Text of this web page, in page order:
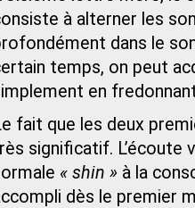
à alterner les
dans le
temps, on peut
en
fait que les deux
significatif. L’écoute
« shin » à la
dès le premier